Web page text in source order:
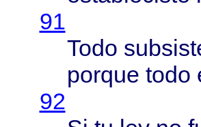
91
Todo
porque todo
92